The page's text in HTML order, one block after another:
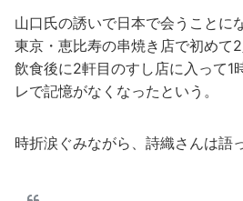
山口氏の誘いで日本で会うことにな
東京・恵比寿の串焼き店で初めて2
飲食後に2軒目のすし店に入って1
レで記憶がなくなったという。
時折涙ぐみながら、詩織さんは語っ